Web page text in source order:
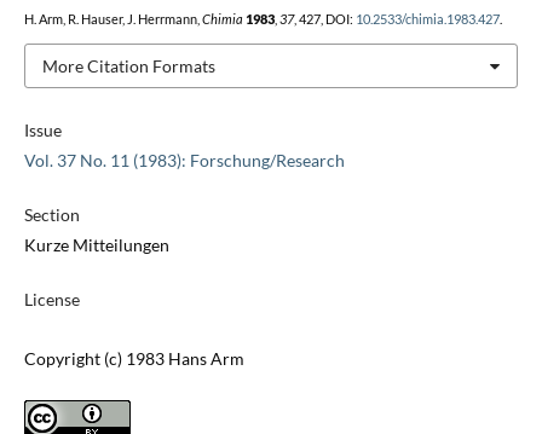
Issue
Vol. 37 No. 11 (1983): Forschung/Research
Section
Kurze Mitteilungen
License
Copyright (c) 1983 Hans Arm
H. Arm, R. Hauser, J. Herrmann, Chimia 1983, 37, 427, DOI: 10.2533/chimia.1983.427.
More Citation Formats